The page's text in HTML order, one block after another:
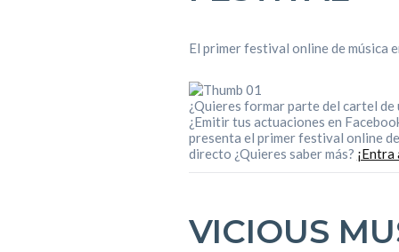
El primer festival online de música
¿Quieres formar parte del cartel
¿Emitir tus actuaciones en
presenta el primer festival online
directo ¿Quieres saber más? ¡Entra
VICIOUS